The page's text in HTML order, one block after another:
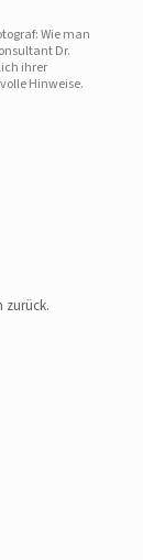
Wie man
Dr.
ihrer
Hinweise.
zurück.